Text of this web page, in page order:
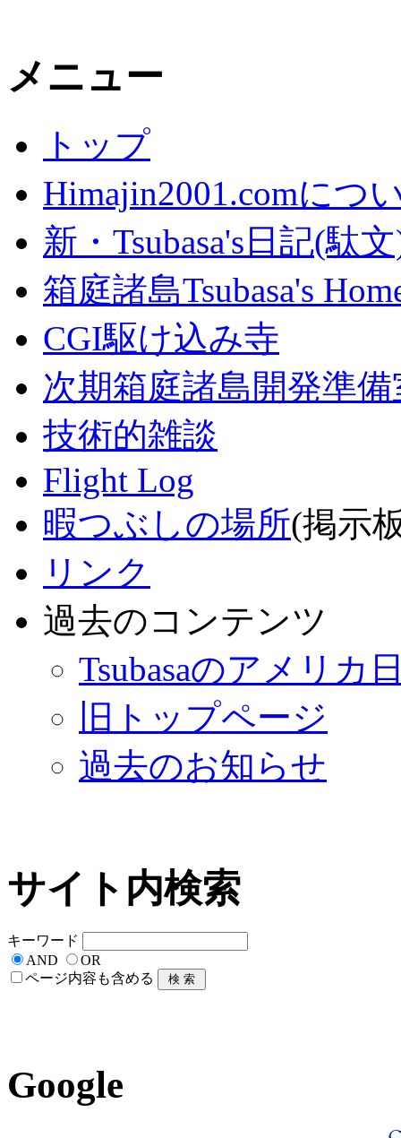
メニュー
トップ
Himajin2001.comにつ
新・Tsubasa's日記(駄
箱庭諸島Tsubasa's
CGI駆け込み寺
次期箱庭諸島開発準備
技術的雑談
Flight Log
暇つぶしの場所(掲示
リンク
過去のコンテンツ
Tsubasaのアメリカ
旧トップページ
過去のお知らせ
サイト内検索
キーワード
AND
OR
ページ内容も含める
Google